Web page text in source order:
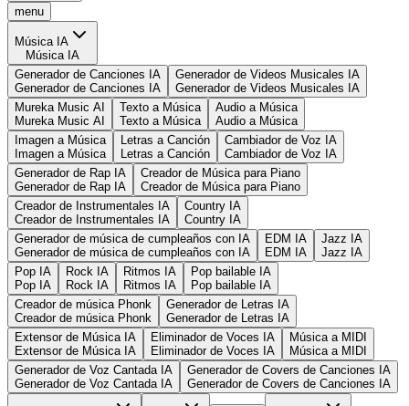
menu
Música IA
Música IA
Generador de Canciones IA
Generador de Canciones IA
Generador de Videos Musicales IA
Generador de Videos Musicales IA
Mureka Music AI
Mureka Music AI
Texto a Música
Texto a Música
Audio a Música
Audio a Música
Imagen a Música
Imagen a Música
Letras a Canción
Letras a Canción
Cambiador de Voz IA
Cambiador de Voz IA
Generador de Rap IA
Generador de Rap IA
Creador de Música para Piano
Creador de Música para Piano
Creador de Instrumentales IA
Creador de Instrumentales IA
Country IA
Country IA
Generador de música de cumpleaños con IA
Generador de música de cumpleaños con IA
EDM IA
EDM IA
Jazz IA
Jazz IA
Pop IA
Pop IA
Rock IA
Rock IA
Ritmos IA
Ritmos IA
Pop bailable IA
Pop bailable IA
Creador de música Phonk
Creador de música Phonk
Generador de Letras IA
Generador de Letras IA
Extensor de Música IA
Extensor de Música IA
Eliminador de Voces IA
Eliminador de Voces IA
Música a MIDI
Música a MIDI
Generador de Voz Cantada IA
Generador de Voz Cantada IA
Generador de Covers de Canciones IA
Generador de Covers de Canciones IA